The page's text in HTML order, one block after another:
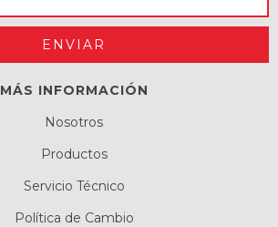
MÁS INFORMACIÓN
Nosotros
Productos
Servicio Técnico
Política de Cambio